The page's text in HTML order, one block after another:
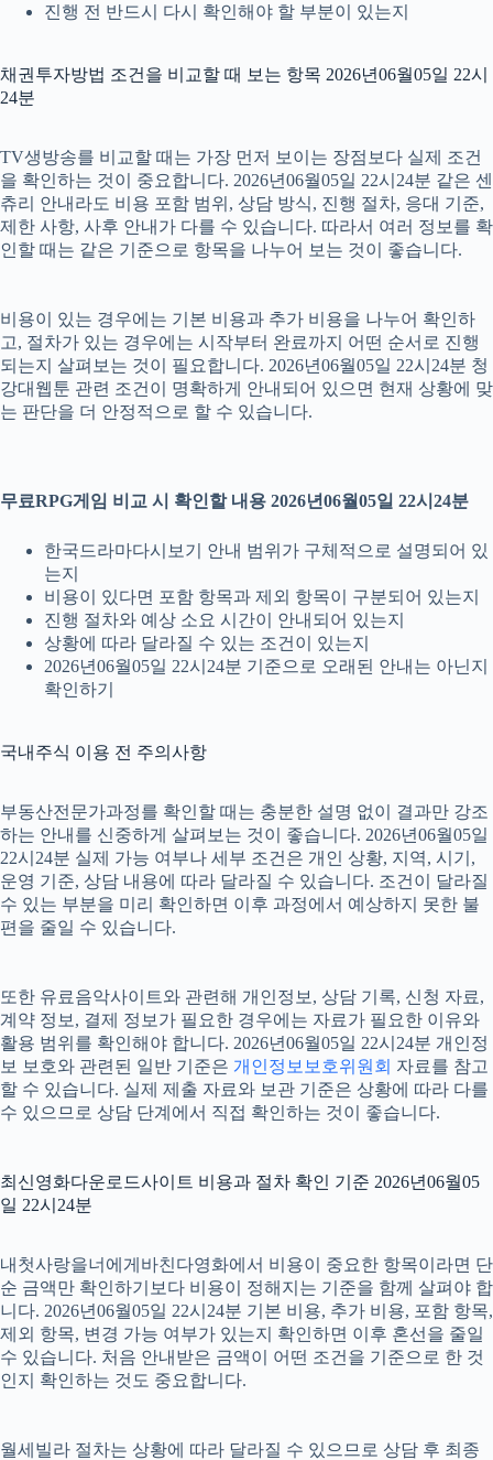
진행 전 반드시 다시 확인해야 할 부분이 있는지
채권투자방법 조건을 비교할 때 보는 항목 2026년06월05일 22시
24분
TV생방송를 비교할 때는 가장 먼저 보이는 장점보다 실제 조건
을 확인하는 것이 중요합니다. 2026년06월05일 22시24분 같은 센
츄리 안내라도 비용 포함 범위, 상담 방식, 진행 절차, 응대 기준,
제한 사항, 사후 안내가 다를 수 있습니다. 따라서 여러 정보를 확
인할 때는 같은 기준으로 항목을 나누어 보는 것이 좋습니다.
비용이 있는 경우에는 기본 비용과 추가 비용을 나누어 확인하
고, 절차가 있는 경우에는 시작부터 완료까지 어떤 순서로 진행
되는지 살펴보는 것이 필요합니다. 2026년06월05일 22시24분 청
강대웹툰 관련 조건이 명확하게 안내되어 있으면 현재 상황에 맞
는 판단을 더 안정적으로 할 수 있습니다.
무료RPG게임 비교 시 확인할 내용 2026년06월05일 22시24분
한국드라마다시보기 안내 범위가 구체적으로 설명되어 있
는지
비용이 있다면 포함 항목과 제외 항목이 구분되어 있는지
진행 절차와 예상 소요 시간이 안내되어 있는지
상황에 따라 달라질 수 있는 조건이 있는지
2026년06월05일 22시24분 기준으로 오래된 안내는 아닌지
확인하기
국내주식 이용 전 주의사항
부동산전문가과정를 확인할 때는 충분한 설명 없이 결과만 강조
하는 안내를 신중하게 살펴보는 것이 좋습니다. 2026년06월05일
22시24분 실제 가능 여부나 세부 조건은 개인 상황, 지역, 시기,
운영 기준, 상담 내용에 따라 달라질 수 있습니다. 조건이 달라질
수 있는 부분을 미리 확인하면 이후 과정에서 예상하지 못한 불
편을 줄일 수 있습니다.
또한 유료음악사이트와 관련해 개인정보, 상담 기록, 신청 자료,
계약 정보, 결제 정보가 필요한 경우에는 자료가 필요한 이유와
활용 범위를 확인해야 합니다. 2026년06월05일 22시24분 개인정
보 보호와 관련된 일반 기준은 개인정보보호위원회 자료를 참고
할 수 있습니다. 실제 제출 자료와 보관 기준은 상황에 따라 다를
수 있으므로 상담 단계에서 직접 확인하는 것이 좋습니다.
최신영화다운로드사이트 비용과 절차 확인 기준 2026년06월05
일 22시24분
내첫사랑을너에게바친다영화에서 비용이 중요한 항목이라면 단
순 금액만 확인하기보다 비용이 정해지는 기준을 함께 살펴야 합
니다. 2026년06월05일 22시24분 기본 비용, 추가 비용, 포함 항목,
제외 항목, 변경 가능 여부가 있는지 확인하면 이후 혼선을 줄일
수 있습니다. 처음 안내받은 금액이 어떤 조건을 기준으로 한 것
인지 확인하는 것도 중요합니다.
월세빌라 절차는 상황에 따라 달라질 수 있으므로 상담 후 최종